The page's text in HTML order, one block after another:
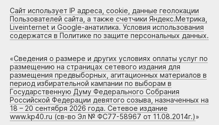
Сайт использует IP адреса, cookie, данные геолокации
Пользователей сайта, а также счетчики Яндекс.Метрика,
Liveinternet и Google-анатилика. Условия использования
содержатся в Политике по защите персональных данных.
«Сведения о размере и других условиях оплаты услуг по
размещению на страницах сетевого издания для
размещения предвыборных, агитационных материалов в
период избирательной кампании по выборам в
Государственную Думу Федерального Собрания
Российской Федерации девятого созыва, назначенных на
18 – 20 сентября 2026 года. Сетевое издание
www.kp40.ru (св-во Эл № ФС77-58967 от 11.08.2014г.)»